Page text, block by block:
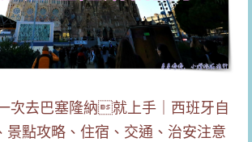
次去巴塞隆納就上手｜西班牙自
景點攻略、住宿、交通、治安注意